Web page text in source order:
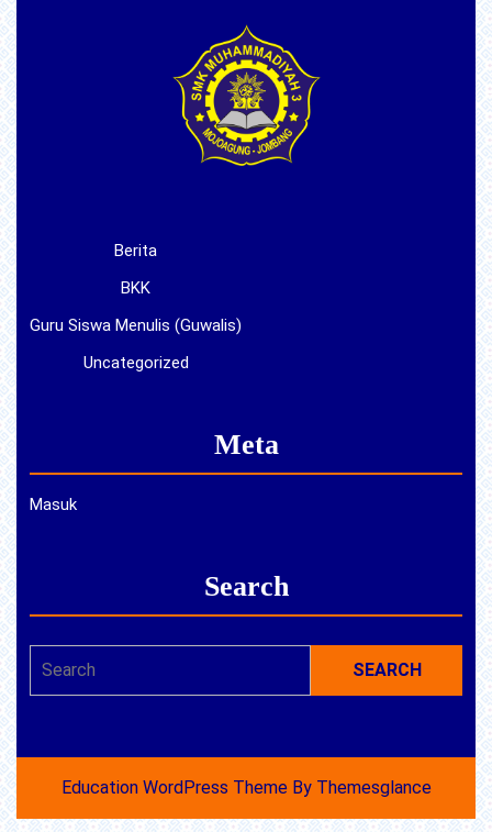
Berita
BKK
Guru Siswa Menulis (Guwalis)
Uncategorized
Meta
Masuk
Search
for:
Education WordPress ThemeBy Themesglance